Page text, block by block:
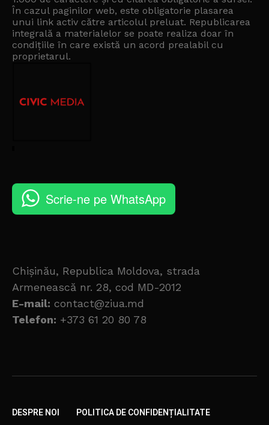
În cazul paginilor web, este obligatorie plasarea
unui link activ către articolul preluat. Republicarea
integrală a materialelor se poate realiza doar în
condițiile în care există un acord prealabil cu
proprietarul.
Scrie-ne pe WhatsApp
Chișinău, Republica Moldova, strada
Armenească nr. 28, cod MD-2012
E-mail: contact@ziua.md
Telefon: +373 61 20 80 78
DESPRE NOI
POLITICA DE CONFIDENȚIALITATE